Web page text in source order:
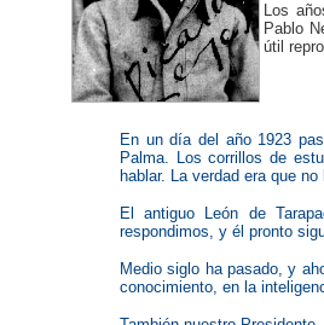
Los
Pablo
útil
En un día del año 1923
Palma. Los corrillos de
hablar. La verdad era que
El antiguo León de
respondimos, y él pronto
Medio siglo ha pasado, y
conocimiento, en la